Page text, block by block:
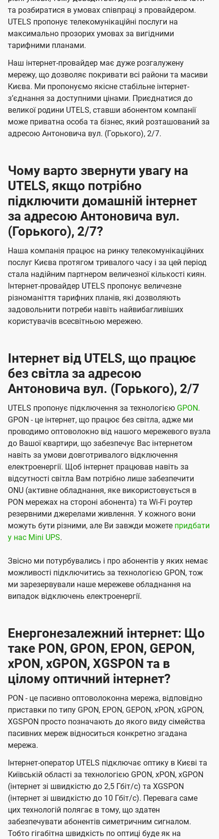
і
ї
U
t
e
l
s
б
а
ч
е
н
н
я
м
б
а
ч
н
н
я
м
та розбиратися в умовах співпраці з провайдером.
UTELS пропонує телекомунікаційні послуги на
максимально прозорих умовах за вигідними
тарифними планами.
Наш інтернет-провайдер має дуже розгалужену
мережу, що дозволяє покривати всі райони та масиви
Києва. Ми пропонуємо якісне стабільне інтернет-
зʼєднання за доступними цінами. Приєднатися до
великої родини UTELS, ставши абонентом компанії
може приватна особа та бізнес, який розташований за
адресою Антоновича вул. (Горького), 2/7.
Чому варто звернути увагу на
UTELS, якщо потрібно
підключити домашній інтернет
за адресою Антоновича вул.
(Горького), 2/7?
Наша компанія працює на ринку телекомунікаційних
послуг Києва протягом тривалого часу і за цей період
стала надійним партнером величезної кількості киян.
Інтернет-провайдер UTELS пропонує величезне
різноманіття тарифних планів, які дозволяють
задовольнити потреби навіть найвибагливіших
користувачів всесвітньою мережею.
Інтернет від UTELS, що працює
без світла за адресою
Антоновича вул. (Горького), 2/7
UTELS пропонує підключення за технологією GPON.
GPON - це інтернет, що працює без світла, адже ми
проводимо оптоволокно від нашого мережевого вузла
до Вашої квартири, що забезпечує Вас інтернетом
навіть за умови довготривалого відключення
електроенергії. Щоб інтернет працював навіть за
відсутності світла Вам потрібно лише забезпечити
ONU (активне обладнання, яке використовується в
PON мережах на стороні абонента) та Wi-Fi роутер
резервними джерелами живлення. У кожного вони
можуть бути різними, але Ви завжди можете придбати
у нас Mini UPS.
Звісно ми потурбувались і про абонентів у яких немає
можливості підключитись за технологією GPON, тож
ми зарезервували наше мережеве обладнання на
випадок відключень електроенергії.
Енергонезалежний інтернет: Що
таке PON, GPON, EPON, GEPON,
xPON, xGPON, XGSPON та в
цілому оптичний інтернет?
PON - це пасивно оптоволоконна мережа, відповідно
приставки по типу GPON, EPON, GEPON, xPON, xGPON,
XGSPON просто позначають до якого виду сімейства
пасивних мереж відноситься конкретно згадана
мережа.
Інтернет-оператор UTELS підключає оптику в Києві та
Київській області за технологією GPON, xPON, xGPON
(інтернет зі швидкістю до 2,5 Гбіт/с) та XGSPON
(інтернет зі швидкістю до 10 Гбіт/с). Перевага саме
цих технологій полягає в тому, що здатен
забезпечувати абонентів симетричним сигналом.
Тобто гігабітна швидкість по оптиці буде як на